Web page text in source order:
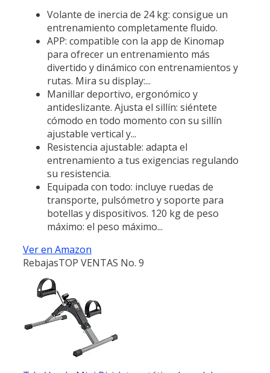
Volante de inercia de 24 kg: consigue un
entrenamiento completamente fluido.
APP: compatible con la app de Kinomap
para ofrecer un entrenamiento más
divertido y dinámico con entrenamientos y
rutas. Mira su display:...
Manillar deportivo, ergonómico y
antideslizante. Ajusta el sillín: siéntete
cómodo en todo momento con su sillín
ajustable vertical y...
Resistencia ajustable: adapta el
entrenamiento a tus exigencias regulando
su resistencia.
Equipada con todo: incluye ruedas de
transporte, pulsómetro y soporte para
botellas y dispositivos. 120 kg de peso
máximo: el peso máximo...
Ver en Amazon
RebajasTOP VENTAS No. 9